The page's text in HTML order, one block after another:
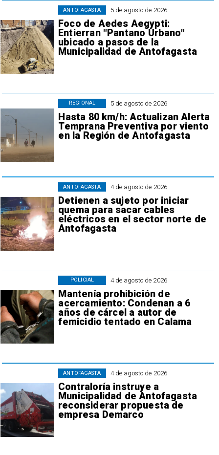
5 de agosto de 2026
Foco de Aedes Aegypti:
Entierran "Pantano Urbano"
ubicado a pasos de la
Municipalidad de Antofagasta
ANTOFAGASTA
5 de agosto de 2026
Hasta 80 km/h: Actualizan Alerta
Temprana Preventiva por viento
en la Región de Antofagasta
REGIONAL
4 de agosto de 2026
Detienen a sujeto por iniciar
quema para sacar cables
eléctricos en el sector norte de
Antofagasta
ANTOFAGASTA
4 de agosto de 2026
Mantenía prohibición de
acercamiento: Condenan a 6
años de cárcel a autor de
femicidio tentado en Calama
POLICIAL
4 de agosto de 2026
Contraloría instruye a
Municipalidad de Antofagasta
reconsiderar propuesta de
empresa Demarco
ANTOFAGASTA